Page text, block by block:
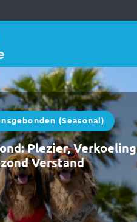
(seasonal)
Plezier, Verkoeling
Verstand
is heerlijk.Langere
strand, bergen,
de schaduw.Maar laten